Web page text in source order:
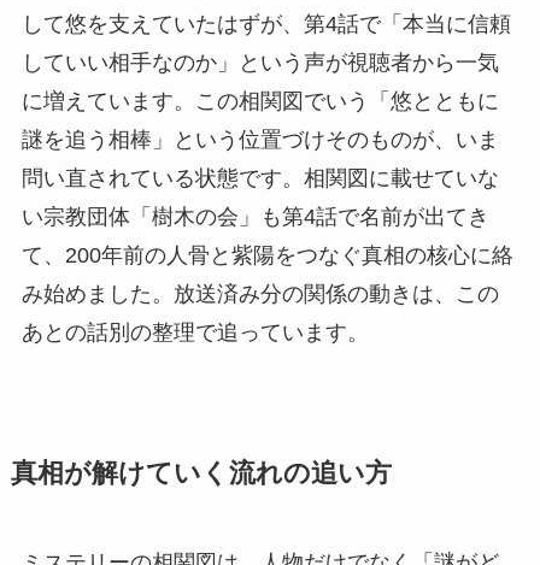
して悠を支えていたはずが、第4話で「本当に信頼
していい相手なのか」という声が視聴者から一気
に増えています。この相関図でいう「悠とともに
謎を追う相棒」という位置づけそのものが、いま
問い直されている状態です。相関図に載せていな
い宗教団体「樹木の会」も第4話で名前が出てき
て、200年前の人骨と紫陽をつなぐ真相の核心に絡
み始めました。放送済み分の関係の動きは、この
あとの話別の整理で追っています。
真相が解けていく流れの追い方